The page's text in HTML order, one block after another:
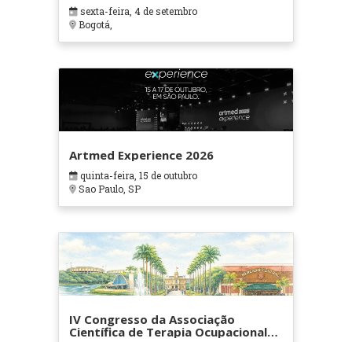
sexta-feira, 4 de setembro
Bogotá,
Artmed Experience 2026
quinta-feira, 15 de outubro
Sao Paulo, SP
IV Congresso da Associação
Científica de Terapia Ocupacional